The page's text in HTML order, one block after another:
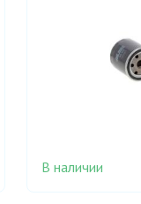
В наличии